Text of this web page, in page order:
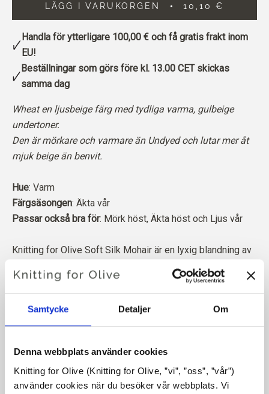
Samtycke Detaljer Om
Denna webbplats använder cookies
Knitting for Olive (Knitting for Olive, ”vi”, ”oss”, ”vår”)
använder cookies när du besöker vår webbplats. Vi
LÄGG I VARUKORGEN 10,10 €
Handla för ytterligare 100,00 €och få gratis frakt inom
EU!
Beställningar som görs före kl. 13.00 CET skickas
samma dag
Wheat en ljusbeige färg med tydliga varma, gulbeige
undertoner.
Den är mörkare och varmare än Undyed och lutar mer åt
mjuk beige än benvit.
Hue: Varm
Färgsäsongen: Äkta vår
Passar också bra för: Mörk höst, Äkta höst och Ljus vår
Knitting for Olive Soft Silk Mohair är en lyxig blandning av
den finaste Kid Mohair och mullbärssilke.
Vår mohair kommer från angoragetter som fötts upp i
Sydafrika, och även garnet produceras lokalt. Våra garner är
spårbara tillbaka till de enskilda gårdarna, vilket innebär att vi
All vår Mohair är oberoende certifierad enligt Responsible
Mohair Standard (RMS), certifierad av Control Union,